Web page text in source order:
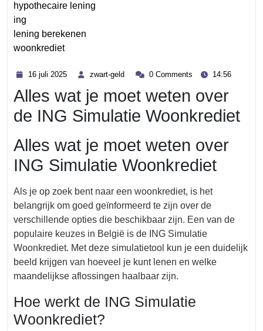
hypothecaire lening
ing
lening berekenen
woonkrediet
16 juli 2025
2025
zwart-geld
zwart- 0 Comments 14:56
Alles wat je moet weten over
de ING Simulatie Woonkrediet
Alles wat je moet weten over
ING Simulatie Woonkrediet
Als je op zoek bent naar een woonkrediet, is het
belangrijk om goed geïnformeerd te zijn over de
verschillende opties die beschikbaar zijn. Een van de
populaire keuzes in België is de ING Simulatie
Woonkrediet. Met deze simulatietool kun je een duidelijk
beeld krijgen van hoeveel je kunt lenen en welke
maandelijkse aflossingen haalbaar zijn.
Hoe werkt de ING Simulatie
Woonkrediet?